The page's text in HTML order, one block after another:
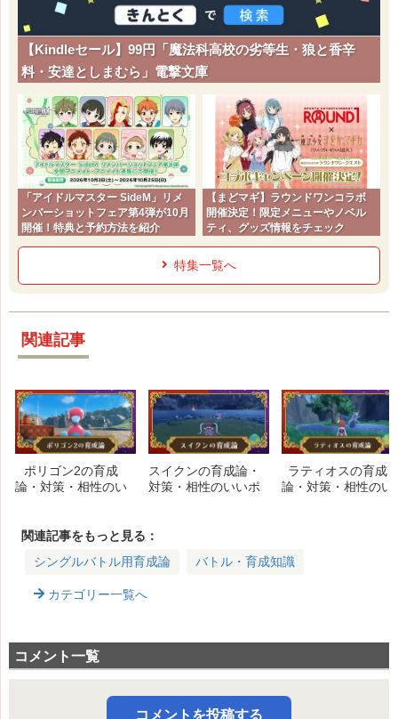
【Kindleセール】99円「魔法科高校の劣等生・狼と香辛
料・安達としまむら」電撃文庫
「アイドルマスター SideM」リメ
ンバーショットフェア第4弾が10月
開催！特典と予約方法を紹介
【まどマギ】ラウンドワンコラボ
開催決定！限定メニューやノベル
ティ、グッズ情報をチェック
特集一覧へ
関連記事
ポリゴン2の育成
論・対策・相性のい
スイクンの育成論・
対策・相性のいいポ
ラティオスの育成
論・対策・相性のい
関連記事をもっと見る：
シングルバトル用育成論
バトル・育成知識
カテゴリー一覧へ
コメント一覧
コメントを投稿する